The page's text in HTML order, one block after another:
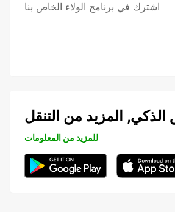
اشترك في برنامج الولاء الخاص بنا
الذكي, المزيد من التنقل
للمزيد من المعلومات